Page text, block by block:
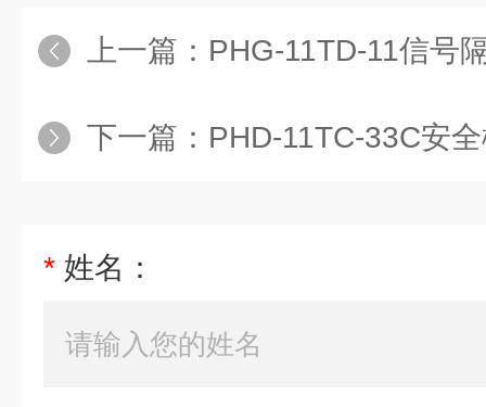
上一篇： PHG-11TD-11信号隔
下一篇： PHD-11TC-33C安全栅
* 姓名：